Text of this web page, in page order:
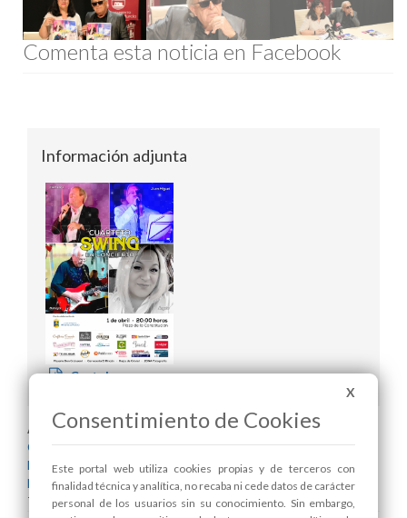
Comenta esta noticia en Facebook
Información adjunta
Cartel
Areas relacionadas:
Comercio
Festejos
Mayores
Turismo
X
Consentimiento de Cookies
Este portal web utiliza cookies propias y de terceros con
finalidad técnica y analítica, no recaba ni cede datos de carácter
personal de los usuarios sin su conocimiento. Sin embargo,